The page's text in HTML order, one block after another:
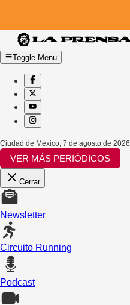
Toggle Menu
Ciudad de México 7 de agosto de 2026
VER MÁS PERIÓDICOS
Cerrar
Newsletter
Circuito Running
Podcast